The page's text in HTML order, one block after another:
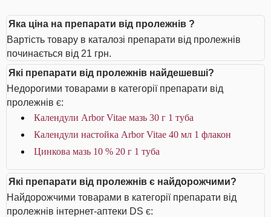
Яка ціна на препарати від пролежнів ?
Вартість товару в каталозі препарати від пролежнів
починається від 21 грн.
Які препарати від пролежнів найдешевші?
Недорогими товарами в категорії препарати від
пролежнів є:
Календули Arbor Vitae мазь 30 г 1 туба
Календули настойка Arbor Vitae 40 мл 1 флакон
Цинкова мазь 10 % 20 г 1 туба
Які препарати від пролежнів є найдорожчими?
Найдорожчими товарами в категорії препарати від
пролежнів інтернет-аптеки DS є: